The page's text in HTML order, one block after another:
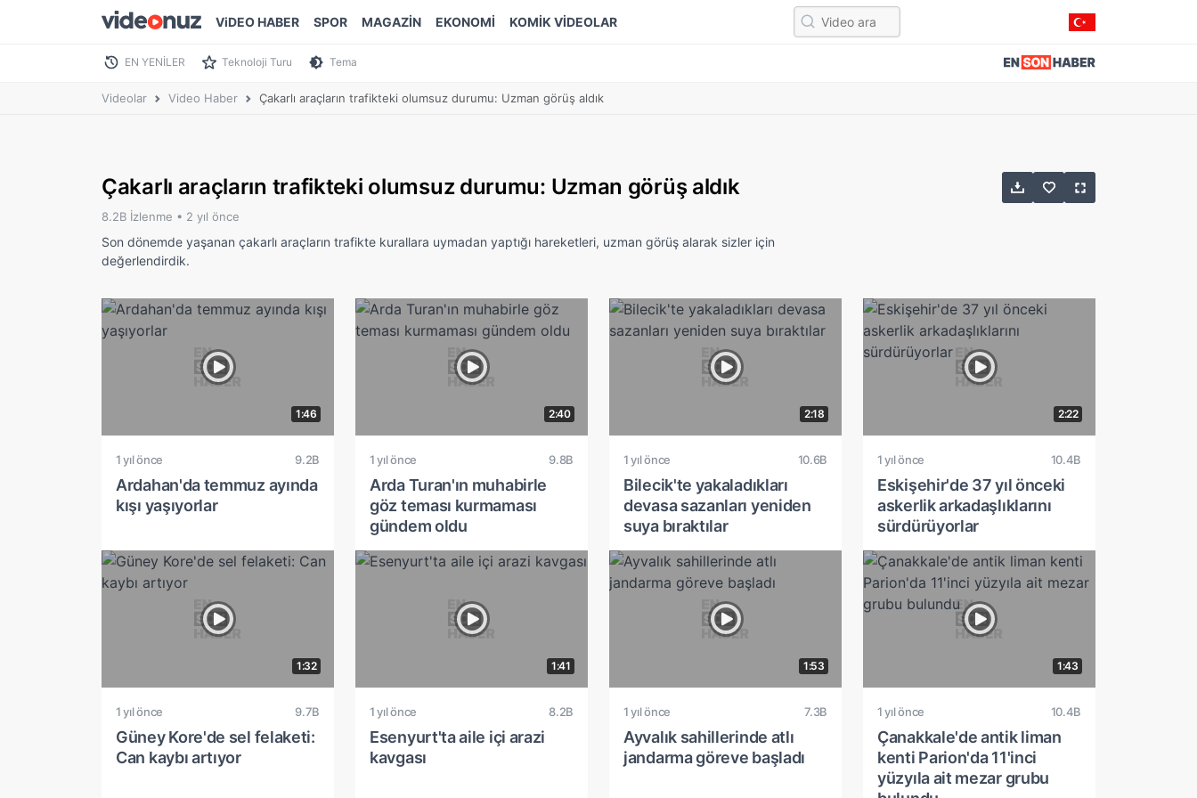
ViDEO HABER SPOR MAGAZİN EKONOMİ KOMİK VİDEOLAR
EN YENİLER Teknoloji Turu Tema
Videolar Video Haber Çakarlı araçların trafikteki olumsuz durumu: Uzman görüş aldık
Çakarlı araçların trafikteki olumsuz durumu: Uzman görüş aldık
8.2B İzlenme • 2 yıl önce
Son dönemde yaşanan çakarlı araçların trafikte kurallara uymadan yaptığı hareketleri, uzman görüş alarak sizler için
değerlendirdik.
1:46
1 yıl önce 9.2B
Ardahan'da temmuz ayında
kışı yaşıyorlar
2:40
1 yıl önce 9.8B
Arda Turan'ın muhabirle
göz teması kurmaması
gündem oldu
2:18
1 yıl önce 10.6B
Bilecik'te yakaladıkları
devasa sazanları yeniden
suya bıraktılar
2:22
1 yıl önce 10.4B
Eskişehir'de 37 yıl önceki
askerlik arkadaşlıklarını
sürdürüyorlar
1:32
1 yıl önce 9.7B
Güney Kore'de sel felaketi:
Can kaybı artıyor
1:41
1 yıl önce 8.2B
Esenyurt'ta aile içi arazi
kavgası
1:53
1 yıl önce 7.3B
Ayvalık sahillerinde atlı
jandarma göreve başladı
1:43
1 yıl önce 10.4B
Çanakkale'de antik liman
kenti Parion'da 11'inci
yüzyıla ait mezar grubu